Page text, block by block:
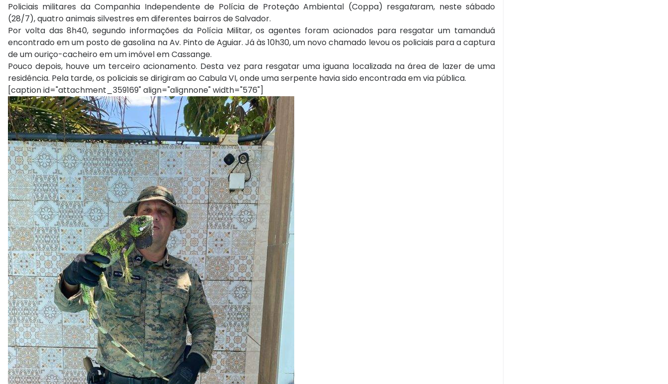
Policiais militares da Companhia Independente de Polícia de Proteção Ambiental (Coppa) resgataram, neste sábado
(28/7), quatro animais silvestres em diferentes bairros de Salvador.
Por volta das 8h40, segundo informações da Polícia Militar, os agentes foram acionados para resgatar um tamanduá
encontrado em um posto de gasolina na Av. Pinto de Aguiar. Já às 10h30, um novo chamado levou os policiais para a captura
de um ouriço-cacheiro em um imóvel em Cassange.
Pouco depois, houve um terceiro acionamento. Desta vez para resgatar uma iguana localizada na área de lazer de uma
residência. Pela tarde, os policiais se dirigiram ao Cabula VI, onde uma serpente havia sido encontrada em via pública.
[caption id="attachment_359169" align="alignnone" width="576"]